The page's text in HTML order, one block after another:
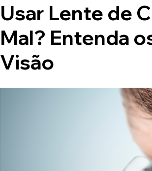
Usar Lente de
Mal? Entenda
Visão